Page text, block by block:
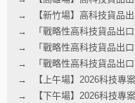
【新竹場】高科技貨品
「戰略性高科技貨品出
「戰略性高科技貨品出
「戰略性高科技貨品出
【上午場】2026科技專
【下午場】2026科技專